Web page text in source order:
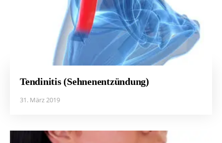
Tendinitis (Sehnenentzündung)
31. März 2019